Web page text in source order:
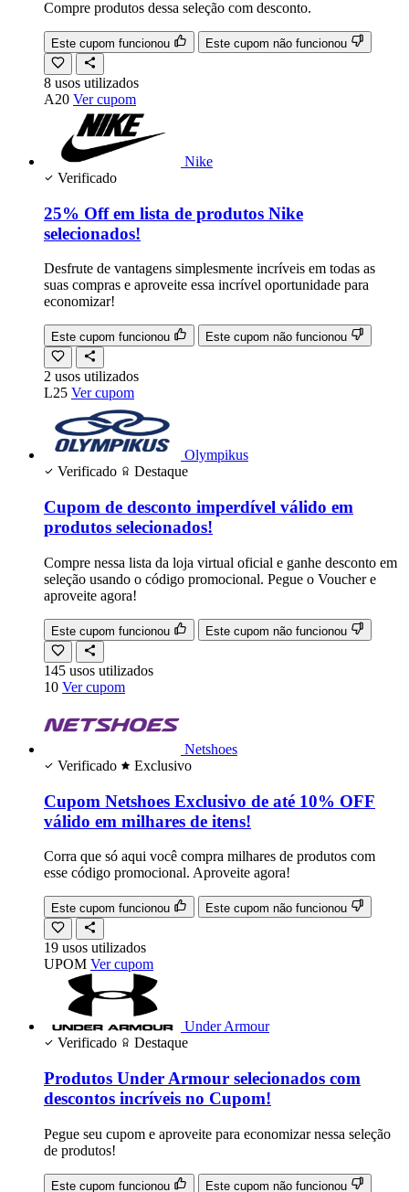
Compre produtos dessa seleção com desconto.
Este cupom funcionou Este cupom não funcionou
8 usos utilizados
A20 Ver cupom
Nike
Verificado
25% Off em lista de produtos Nike
selecionados!
Desfrute de vantagens simplesmente incríveis em todas as
suas compras e aproveite essa incrível oportunidade para
economizar!
Este cupom funcionou Este cupom não funcionou
2 usos utilizados
L25 Ver cupom
Olympikus
Verificado
Destaque
Cupom de desconto imperdível válido em
produtos selecionados!
Compre nessa lista da loja virtual oficial e ganhe desconto em
seleção usando o código promocional. Pegue o Voucher e
aproveite agora!
Este cupom funcionou Este cupom não funcionou
145 usos utilizados
10 Ver cupom
Netshoes
Verificado
Exclusivo
Cupom Netshoes Exclusivo de até 10% OFF
válido em milhares de itens!
Corra que só aqui você compra milhares de produtos com
esse código promocional. Aproveite agora!
Este cupom funcionou Este cupom não funcionou
19 usos utilizados
UPOM Ver cupom
Under Armour
Verificado
Destaque
Produtos Under Armour selecionados com
descontos incríveis no Cupom!
Pegue seu cupom e aproveite para economizar nessa seleção
de produtos!
Este cupom funcionou Este cupom não funcionou